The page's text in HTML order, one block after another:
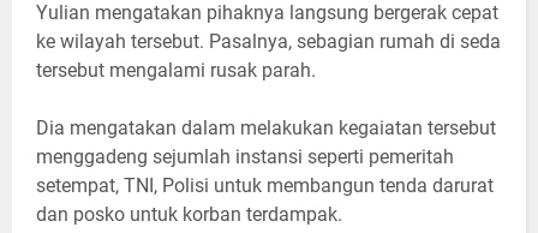
Yulian mengatakan pihaknya langsung bergerak cepat
ke wilayah tersebut. Pasalnya, sebagian rumah di seda
tersebut mengalami rusak parah.
Dia mengatakan dalam melakukan kegaiatan tersebut
menggadeng sejumlah instansi seperti pemeritah
setempat, TNI, Polisi untuk membangun tenda darurat
dan posko untuk korban terdampak.